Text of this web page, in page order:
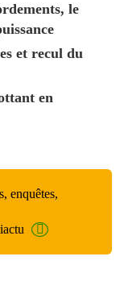
le
et recul du
en
enquêtes,